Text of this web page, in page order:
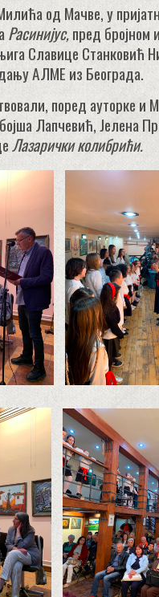
од Мачве, у
Расинијус,пред
Славице
АЛМЕ из Београда.
поред ауторке
Лапчевић, Јелена
Лазарички колибрићи.